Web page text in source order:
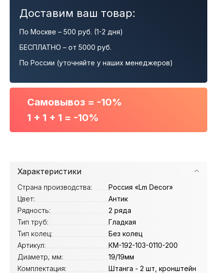
Доставим ваш товар:
По Москве – 500 руб. (1-2 дня)
БЕСПЛАТНО – от 5000 руб.
По России (уточняйте у наших менеджеров)
Самовывоз = -10%
1 + 1 + 1 = -10%
Характеристики
Страна производства:
Россия «Lm Decor»
Цвет:
Антик
Рядность:
2 ряда
Тип труб:
Гладкая
Тип колец:
Без колец
Артикул:
КМ-192-103-0110-200
Диаметр, мм:
19/19мм
Комплектация:
Штанга - 2 шт, кронштейн